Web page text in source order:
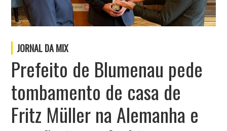
JORNAL DA MIX
Prefeito de Blumenau pede
tombamento de casa de
Fritz Müller na Alemanha e